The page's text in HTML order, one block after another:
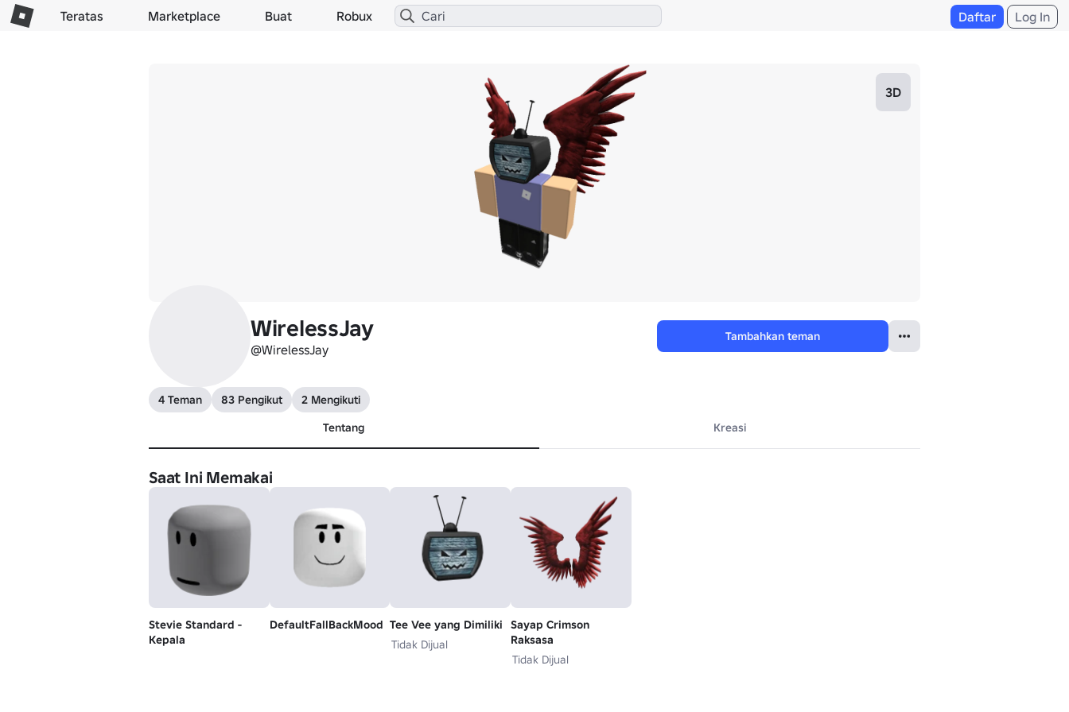
Teratas Marketplace Buat Robux Daftar Log In
3D
WirelessJay
@WirelessJay
Tambahkan teman
4 Teman 83 Pengikut
2 Mengikuti
Tentang
Kreasi
Saat Ini Memakai
Stevie Standard -
Kepala
DefaultFallBackMood Tee Vee yang Dimiliki
Tidak Dijual
Sayap Crimson
Raksasa
Tidak Dijual